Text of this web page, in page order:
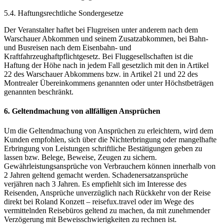
5.4. Haftungsrechtliche Sondergesetze
Der Veranstalter haftet bei Flugreisen unter anderem nach dem
Warschauer Abkommen und seinem Zusatzabkommen, bei Bahn-
und Busreisen nach dem Eisenbahn- und
Kraftfahrzeughaftpflichtgesetz. Bei Fluggesellschaften ist die
Haftung der Höhe nach in jedem Fall gesetzlich mit den in Artikel
22 des Warschauer Abkommens bzw. in Artikel 21 und 22 des
Montrealer Übereinkommens genannten oder unter Höchstbeträgen
genannten beschränkt.
6. Geltendmachung von allfälligen Ansprüchen
Um die Geltendmachung von Ansprüchen zu erleichtern, wird dem
Kunden empfohlen, sich über die Nichterbringung oder mangelhafte
Erbringung von Leistungen schriftliche Bestätigungen geben zu
lassen bzw. Belege, Beweise, Zeugen zu sichern.
Gewährleistungsansprüche von Verbrauchern können innerhalb von
2 Jahren geltend gemacht werden. Schadenersatzansprüche
verjähren nach 3 Jahren. Es empfiehlt sich im Interesse des
Reisenden, Ansprüche unverzüglich nach Rückkehr von der Reise
direkt bei Roland Konzett – reisefux.travel oder im Wege des
vermittelnden Reisebüros geltend zu machen, da mit zunehmender
Verzögerung mit Beweisschwierigkeiten zu rechnen ist.